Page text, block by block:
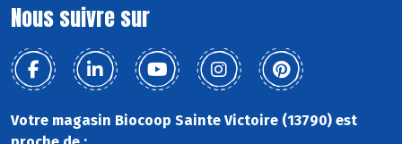
Nous suivre sur
Votre magasin Biocoop Sainte Victoire (13790) est